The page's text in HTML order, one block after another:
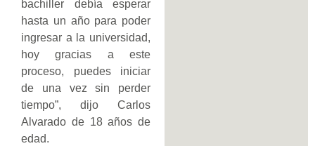
bachiller debía esperar
hasta un año para poder
ingresar a la universidad,
hoy gracias a este
proceso, puedes iniciar
de una vez sin perder
tiempo”, dijo Carlos
Alvarado de 18 años de
edad.